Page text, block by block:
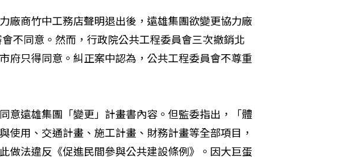
廠商竹中工務店聲明退出後，遠雄集團欲變更協力廠
不同意。然而，行政院公共工程委員會三次撤銷北
府只得同意。糾正案中認為，公共工程委員會不尊重
意遠雄集團「變更」計畫書內容。但監委指出，「體
使用、交通計畫、施工計畫、財務計畫等全部項目，
做法違反《促進民間參與公共建設條例》。因大巨蛋